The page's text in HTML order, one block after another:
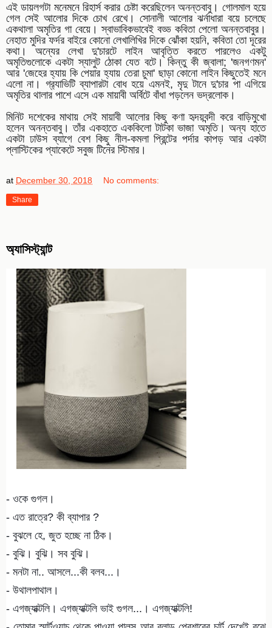
এই ডায়লগটা মনেমনে রিহার্স করার চেষ্টা করেছিলেন অনন্তবাবু। গোলমাল হয়ে
গেল সেই আলোর দিকে চোখ রেখে। সোনালী আলোর ঝর্নাধারা বয়ে চলেছে
একথালা অমৃতির গা বেয়ে। স্বাভাবিকভাবেই বড্ড কবিতা পেলো অনন্তবাবুর।
নেহাত মুদির ফর্দর বাইরে কোনো লেখালিখির দিকে ঝোঁকা হয়নি, কবিতা তো দূরের
কথা। অন্যের লেখা দু'চারটে লাইন আবৃত্তি করতে পারলেও একটু
অমৃতিগুলোকে একটা স্যালুট ঠোকা যেত বটে। কিন্তু কী জ্বালা; 'জনগণমন'
আর 'জেহের হ্যায় কি পেয়ার হ্যায় তেরা চুমা' ছাড়া কোনো লাইন কিছুতেই মনে
এলো না। গ্র‍্যাভিটি ব্যাপারটা বোধ হয়ে এমনই, মৃদু টানে দু'চার পা এগিয়ে
অমৃতির থালার পাশে এসে এক মায়াবী অর্বিটে বাঁধা পড়লেন ভদ্রলোক।
মিনিট দশেকের মাথায় সেই মায়াবী আলোর কিছু কণা হৃদয়বন্দী করে বাড়িমুখো
হলেন অনন্তবাবু। তাঁর একহাতে এককিলো টাটকা ভাজা অমৃতি। অন্য হাতে
একটা ঢাউস ব্যাগে বেশ কিছু নীল-কমলা প্রিন্টের পর্দার কাপড় আর একটা
প্লাস্টিকের প্যাকেটে সবুজ টিনের স্টিমার।
at December 30, 2018 No comments:
Share
অ্যাসিস্ট্যান্ট
- ওকে গুগল।
- এত রাত্রে? কী ব্যাপার ?
- বুঝলে হে, জুত হচ্ছে না ঠিক।
- বুঝি। বুঝি। সব বুঝি।
- মনটা না.. আসলে...কী বলব...।
- উথালপাথাল।
- এগজ্যাক্টলি। এগজ্যাক্টলি ভাই গুগল...। এগজ্যাক্টলি!